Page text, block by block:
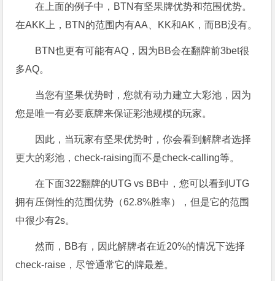
在上面的例子中，BTN有坚果牌优势和范围优势。
在AKK上，BTN的范围内有AA、KK和AK，而BB没有。
BTN也更有可能有AQ，因为BB会在翻牌前3bet很
多AQ。
当您有坚果优势时，您就有动力建立大彩池，因为
您是唯一有必要底牌来保证彩池规模的玩家。
因此，当玩家有坚果优势时，你会看到解牌者选择
更大的彩池，check-raising而不是check-calling等。
在下面322翻牌的UTG vs BB中，您可以看到UTG
拥有压倒性的范围优势（62.8%胜率），但是它的范围
中很少有2s。
然而，BB有，因此解牌者在近20%的情况下选择
check-raise，尽管通常它的牌最差。